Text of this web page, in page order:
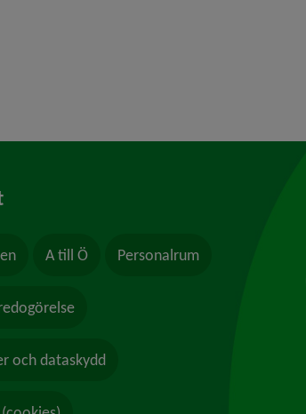
föreningsliv
A till Ö Personalrum
och dataskydd